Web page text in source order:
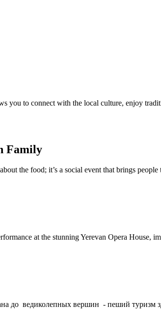
you to connect with the local culture, enjoy
Family
the food; it’s a social event that brings people
at the stunning Yerevan Opera House,
до ведиколепных вершин - пеший туризм